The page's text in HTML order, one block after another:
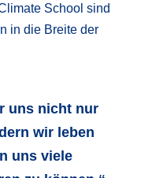
School sind
in die Breite der
uns nicht nur
wir leben
uns viele